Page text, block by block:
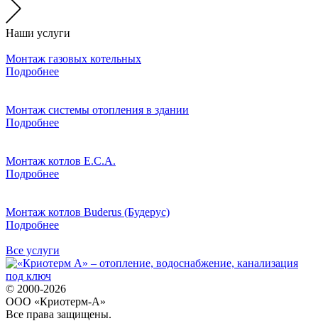
Наши услуги
Монтаж газовых котельных
Подробнее
Монтаж системы отопления в здании
Подробнее
Монтаж котлов E.C.A.
Подробнее
Монтаж котлов Buderus (Будерус)
Подробнее
Все услуги
© 2000-2026
ООО «Криотерм-А»
Все права защищены.